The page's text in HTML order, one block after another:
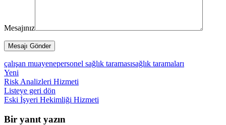
Mesajınız
çalışan muayenepersonel sağlık taramasısağlık taramaları
Yeni
Risk Analizleri Hizmeti
Listeye geri dön
Eski İşyeri Hekimliği Hizmeti
Bir yanıt yazın